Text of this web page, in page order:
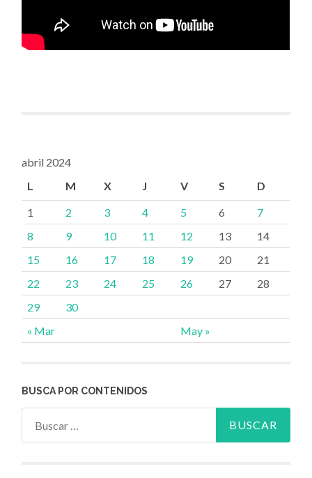
abril 2024
L
M X J V S D
« Mar May »
1 2 3 4 5 6
7
8
9 10 11 12 13
14
15
16 17 18 19 20
21
22
23 24 25 26 27
28
29
30
BUSCA POR CONTENIDOS